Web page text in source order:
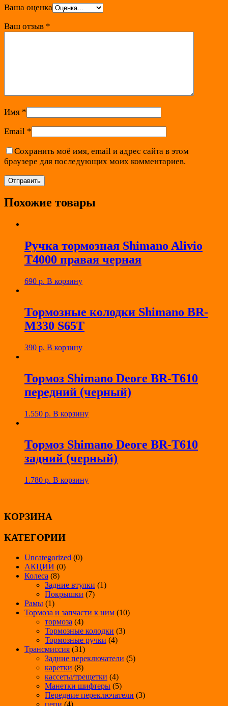
Ваша оценка
Ваш отзыв *
Имя *
Email *
Сохранить моё имя, email и адрес сайта в этом
браузере для последующих моих комментариев.
Похожие товары
Ручка тормозная Shimano Alivio
T4000 правая черная
690 р. В корзину
Тормозные колодки Shimano BR-
M330 S65T
390 р. В корзину
Тормоз Shimano Deore BR-T610
передний (черный)
1.550 р. В корзину
Тормоз Shimano Deore BR-T610
задний (черный)
1.780 р. В корзину
КОРЗИНА
КАТЕГОРИИ
Uncategorized (0)
АКЦИИ (0)
Колеса (8)
Задние втулки (1)
Покрышки (7)
Рамы (1)
Тормоза и запчасти к ним (10)
тормоза (4)
Тормозные колодки (3)
Тормозные ручки (4)
Трансмиссия (31)
Задние переключатели (5)
каретки (8)
кассеты/трещетки (4)
Манетки шифтеры (5)
Передние переключатели (3)
цепи (4)